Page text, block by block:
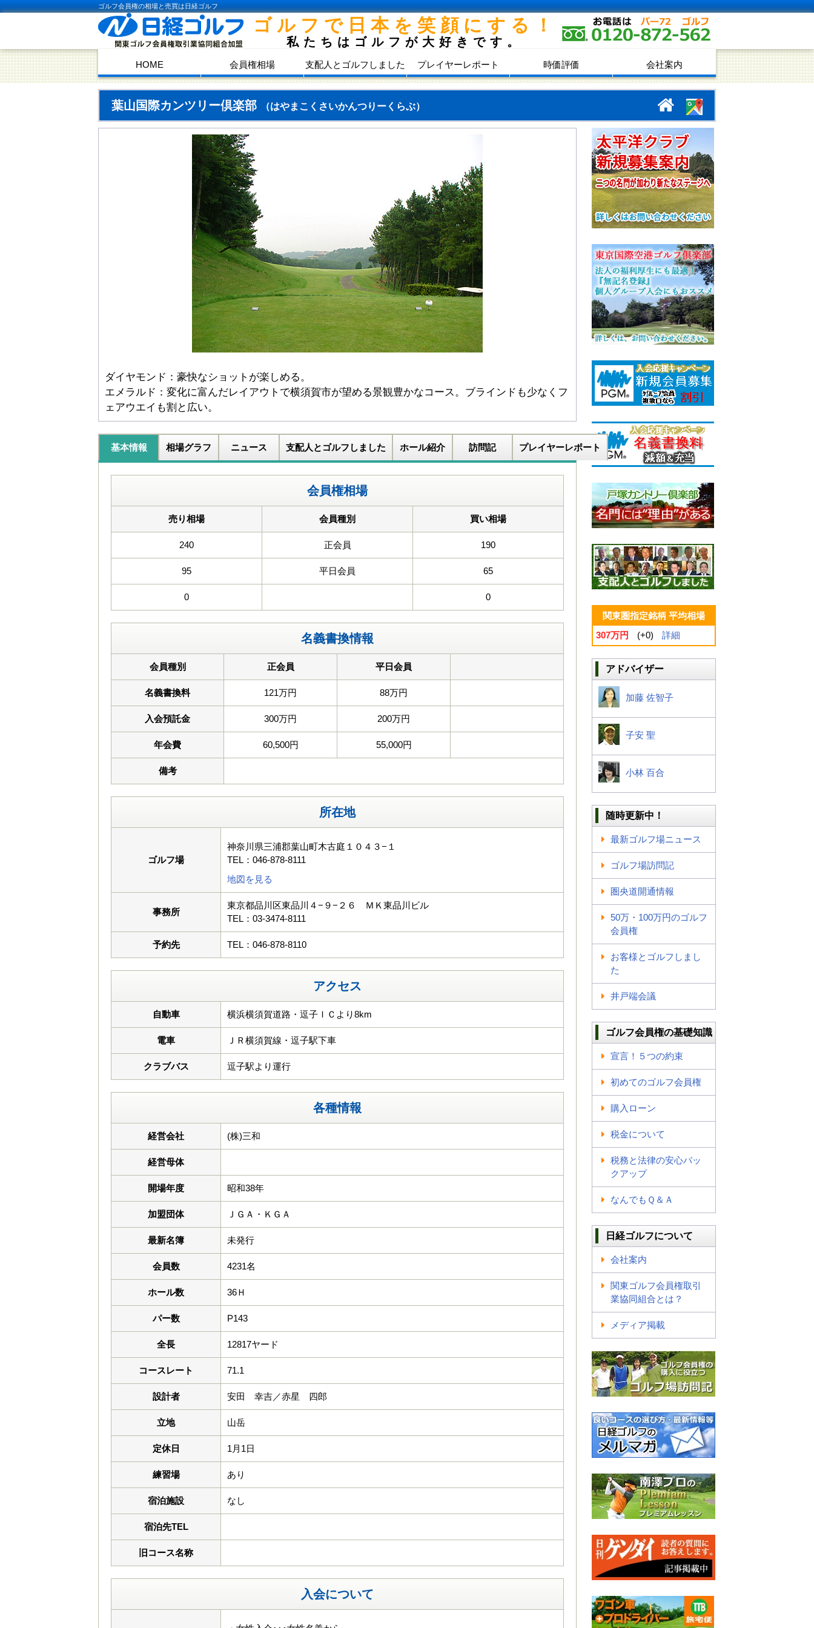
ゴルフ会員権の相場と売買は日経ゴルフ
ゴルフで日本を笑顔にする！
私たちはゴルフが大好きです。
HOME 会員権相場 支配人とゴルフしました プレイヤーレポート 時価評価 会社案内
葉山国際カンツリー倶楽部 （はやまこくさいかんつりーくらぶ）
ダイヤモンド：豪快なショットが楽しめる。
エメラルド：変化に富んだレイアウトで横須賀市が望める景観豊かなコース。ブラインドも少なくフ
ェアウエイも割と広い。
基本情報 相場グラフ ニュース 支配人とゴルフしました ホール紹介 訪問記 プレイヤーレポート
会員権相場
売り相場 会員種別 買い相場
240 正会員 190
95 平日会員 65
0 0
名義書換情報
会員種別 正会員 平日会員
名義書換料 121万円 88万円
入会預託金 300万円 200万円
年会費 60,500円 55,000円
備考
所在地
ゴルフ場
神奈川県三浦郡葉山町木古庭１０４３−１
TEL：046-878-8111
地図を見る
事務所
東京都品川区東品川４−９−２６ ＭＫ東品川ビル
TEL：03-3474-8111
予約先 TEL：046-878-8110
アクセス
自動車 横浜横須賀道路・逗子ＩＣより8km
電車 ＪＲ横須賀線・逗子駅下車
クラブバス 逗子駅より運行
各種情報
経営会社 (株)三和
経営母体
開場年度 昭和38年
加盟団体 ＪＧＡ・ＫＧＡ
最新名簿 未発行
会員数 4231名
ホール数 36Ｈ
パー数 P143
全長 12817ヤード
コースレート 71.1
設計者 安田 幸吉／赤星 四郎
立地 山岳
定休日 1月1日
練習場 あり
宿泊施設 なし
宿泊先TEL
旧コース名称
入会について
関東圏指定銘柄 平均相場
307万円
(+0) 詳細
アドバイザー
加藤 佐智子
子安 聖
小林 百合
随時更新中！
最新ゴルフ場ニュース
ゴルフ場訪問記
圏央道開通情報
50万・100万円のゴルフ
会員権
お客様とゴルフしまし
た
井戸端会議
ゴルフ会員権の基礎知識
宣言！５つの約束
初めてのゴルフ会員権
購入ローン
税金について
税務と法律の安心バッ
クアップ
なんでもＱ＆Ａ
日経ゴルフについて
会社案内
関東ゴルフ会員権取引
業協同組合とは？
メディア掲載